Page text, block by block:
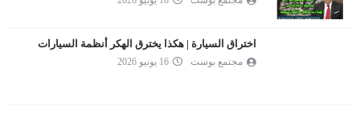
اختراق السيارة | هكذا يخترق الهكر أنظمة السيارات
مجتمع بوست 16 يونيو 2026